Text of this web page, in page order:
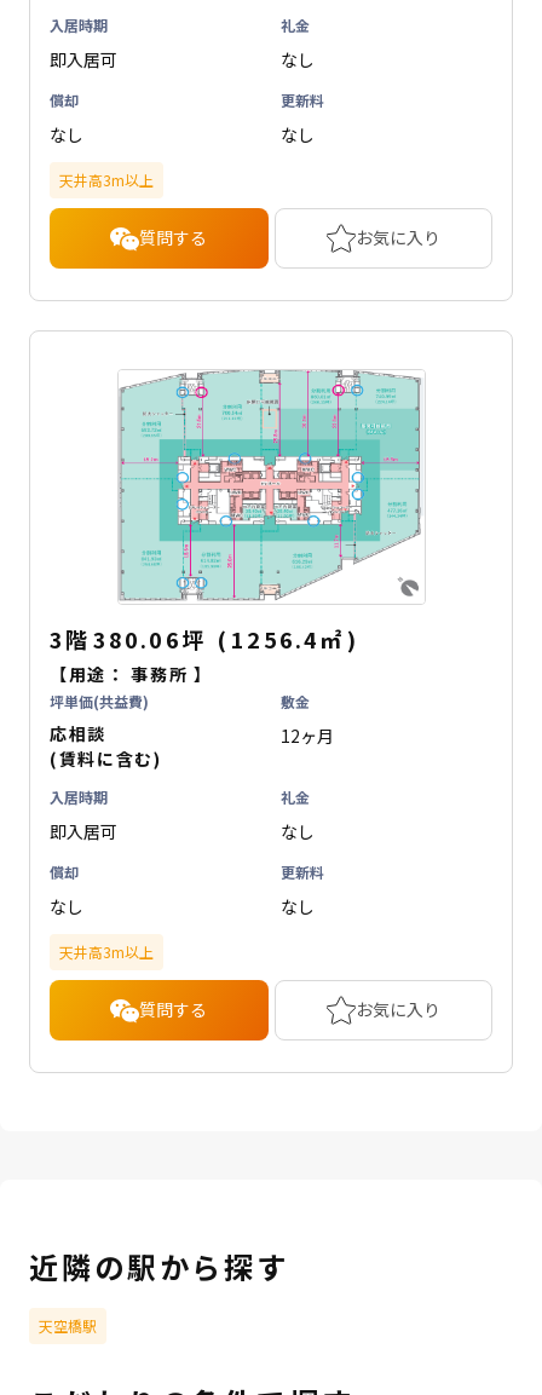
入居時期
即入居可
礼金
なし
償却
なし
更新料
なし
天井高3m以上
質問する お気に入り
3階380.06坪 ( 1256.4㎡ )
【用途：事務所 】
坪単価(共益費)
応相談
(賃料に含む)
敷金
12ヶ月
入居時期
即入居可
礼金
なし
償却
なし
更新料
なし
天井高3m以上
質問する お気に入り
近隣の駅から探す
天空橋駅